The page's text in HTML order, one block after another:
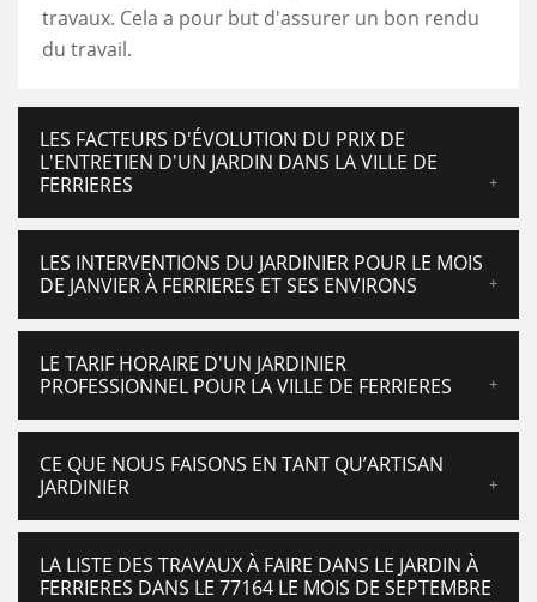
travaux. Cela a pour but d'assurer un bon rendu
du travail.
LES FACTEURS D'ÉVOLUTION DU PRIX DE
L'ENTRETIEN D'UN JARDIN DANS LA VILLE DE
FERRIERES
LES INTERVENTIONS DU JARDINIER POUR LE MOIS
DE JANVIER À FERRIERES ET SES ENVIRONS
LE TARIF HORAIRE D'UN JARDINIER
PROFESSIONNEL POUR LA VILLE DE FERRIERES
CE QUE NOUS FAISONS EN TANT QU’ARTISAN
JARDINIER
LA LISTE DES TRAVAUX À FAIRE DANS LE JARDIN À
FERRIERES DANS LE 77164 LE MOIS DE SEPTEMBRE